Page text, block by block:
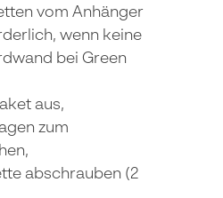
vom Anhänger
wenn keine
bei Green
aus,
zum
abschrauben (2